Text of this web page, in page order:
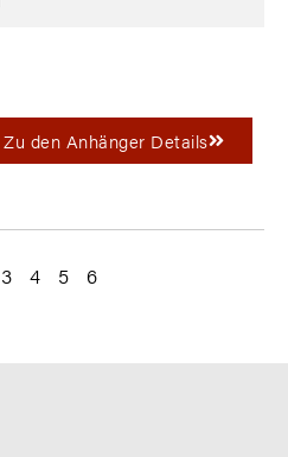
Zu den Anhänger Details
3 4 5 6